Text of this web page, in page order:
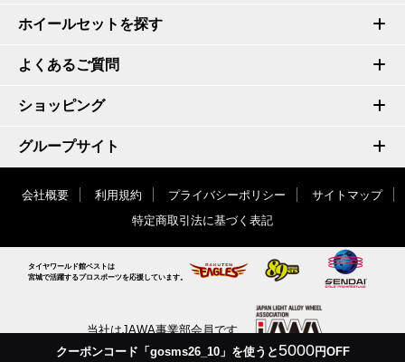
クーポンコード「gosms26_10」を使うと5000円OFF
ホイールセットを探す
よくあるご質問
ショッピング
グループサイト
会社概要 利用規約 プライバシーポリシー
サイトマップ
特定商取引法に基づく表記
タイヤワールド館ベストは
宮城で活躍するプロスポーツを応援しています。
当社はJAWA事業部会員です